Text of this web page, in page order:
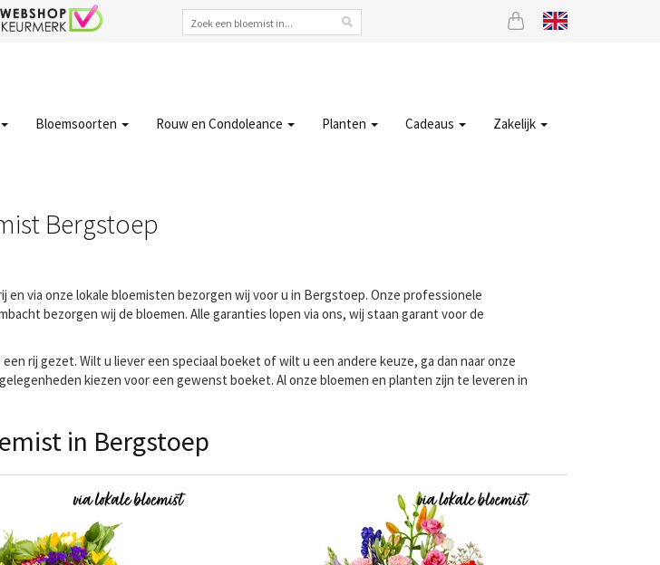
Bloemsoorten Rouw en Condoleance Planten Cadeaus Zakelijk
Bergstoep
via onze lokale bloemisten bezorgen wij voor u in Bergstoep. Onze professionele
bezorgen wij de bloemen. Alle garanties lopen via ons, wij staan garant voor de
rij gezet. Wilt u liever een speciaal boeket of wilt u een andere keuze, ga dan naar onze
kiezen voor een gewenst boeket. Al onze bloemen en planten zijn te leveren in
in Bergstoep